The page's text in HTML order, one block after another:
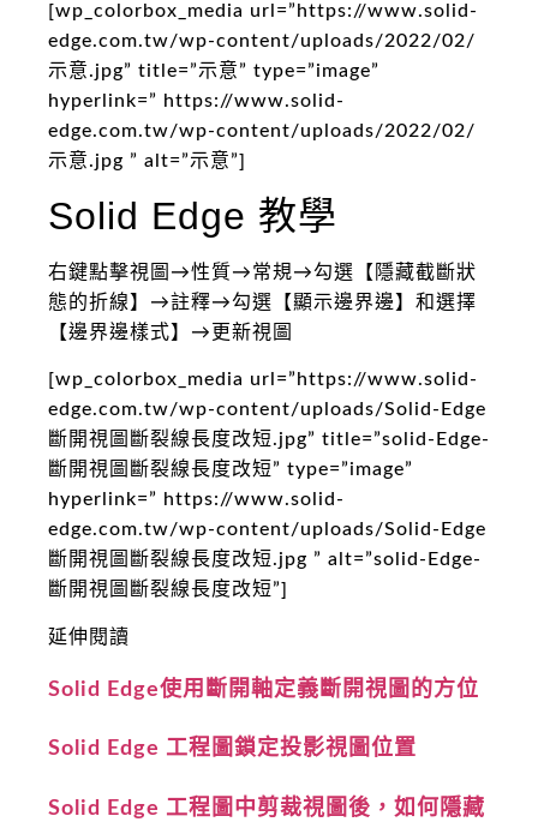
[wp_colorbox_media url=”https://www.solid-
edge.com.tw/wp-content/uploads/2022/02/
示意.jpg” title=”示意” type=”image”
hyperlink=” https://www.solid-
edge.com.tw/wp-content/uploads/2022/02/
示意.jpg ” alt=”示意”]
Solid Edge 教學
右鍵點擊視圖→性質→常規→勾選【隱藏截斷狀
態的折線】→註釋→勾選【顯示邊界邊】和選擇
【邊界邊樣式】→更新視圖
[wp_colorbox_media url=”https://www.solid-
edge.com.tw/wp-content/uploads/Solid-Edge
斷開視圖斷裂線長度改短.jpg” title=”solid-Edge-
斷開視圖斷裂線長度改短” type=”image”
hyperlink=” https://www.solid-
edge.com.tw/wp-content/uploads/Solid-Edge
斷開視圖斷裂線長度改短.jpg ” alt=”solid-Edge-
斷開視圖斷裂線長度改短”]
延伸閱讀
Solid Edge使用斷開軸定義斷開視圖的方位
Solid Edge 工程圖鎖定投影視圖位置
Solid Edge 工程圖中剪裁視圖後，如何隱藏